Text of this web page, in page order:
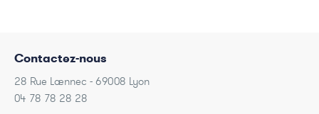
Contactez-nous
28 Rue Laennec - 69008 Lyon
04 78 78 28 28